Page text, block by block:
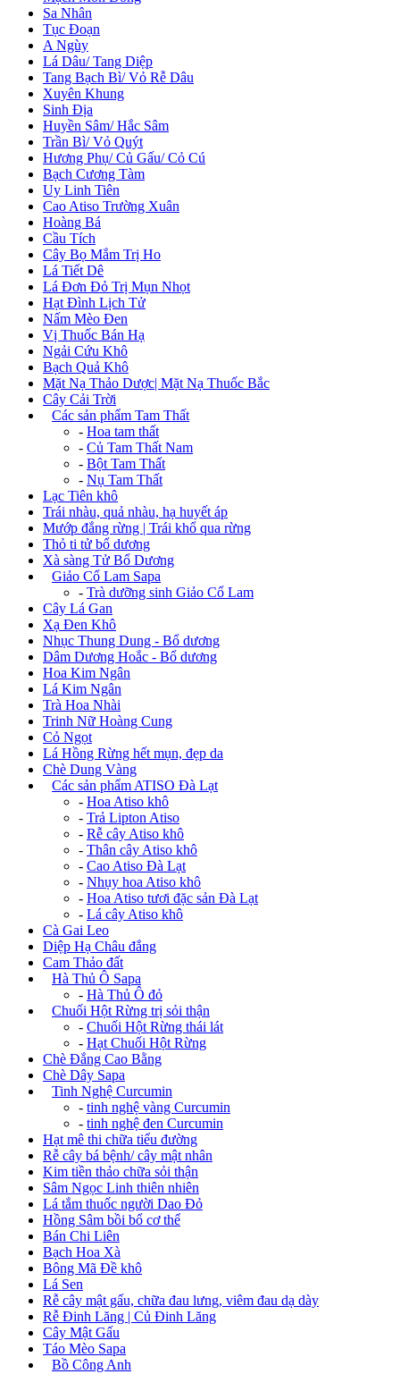
Sa Nhân
Tục Đoạn
A Ngùy
Lá Dâu/ Tang Diệp
Tang Bạch Bì/ Vỏ Rễ Dâu
Xuyên Khung
Sinh Địa
Huyền Sâm/ Hắc Sâm
Trần Bì/ Vỏ Quýt
Hương Phụ/ Củ Gấu/ Cỏ Cú
Bạch Cương Tàm
Uy Linh Tiên
Cao Atiso Trường Xuân
Hoàng Bá
Cầu Tích
Cây Bọ Mắm Trị Ho
Lá Tiết Dê
Lá Đơn Đỏ Trị Mụn Nhọt
Hạt Đình Lịch Tử
Nấm Mèo Đen
Vị Thuốc Bán Hạ
Ngải Cứu Khô
Bạch Quả Khô
Mặt Nạ Thảo Dược| Mặt Nạ Thuốc Bắc
Cây Cải Trời
Các sản phẩm Tam Thất
- Hoa tam thất
- Củ Tam Thất Nam
- Bột Tam Thất
- Nụ Tam Thất
Lạc Tiên khô
Trái nhàu, quả nhàu, hạ huyết áp
Mướp đắng rừng | Trái khổ qua rừng
Thỏ ti tử bổ dương
Xà sàng Tử Bổ Dương
Giảo Cổ Lam Sapa
- Trà dưỡng sinh Giảo Cổ Lam
Cây Lá Gan
Xạ Đen Khô
Nhục Thung Dung - Bổ dương
Dâm Dương Hoắc - Bổ dương
Hoa Kim Ngân
Lá Kim Ngân
Trà Hoa Nhài
Trinh Nữ Hoàng Cung
Cỏ Ngọt
Lá Hồng Rừng hết mụn, đẹp da
Chè Dung Vàng
Các sản phẩm ATISO Đà Lạt
- Hoa Atiso khô
- Trả Lipton Atiso
- Rễ cây Atiso khô
- Thân cây Atiso khô
- Cao Atiso Đà Lạt
- Nhụy hoa Atiso khô
- Hoa Atiso tươi đặc sản Đà Lạt
- Lá cây Atiso khô
Cà Gai Leo
Diệp Hạ Châu đắng
Cam Thảo đất
Hà Thủ Ô Sapa
- Hà Thủ Ô đỏ
Chuối Hột Rừng trị sỏi thận
- Chuối Hột Rừng thái lát
- Hạt Chuối Hột Rừng
Chè Đắng Cao Bằng
Chè Dây Sapa
Tinh Nghệ Curcumin
- tinh nghệ vàng Curcumin
- tinh nghệ đen Curcumin
Hạt mê thi chữa tiểu đường
Rễ cây bá bệnh/ cây mật nhân
Kim tiền thảo chữa sỏi thận
Sâm Ngọc Linh thiên nhiên
Lá tắm thuốc người Dao Đỏ
Hồng Sâm bồi bổ cơ thể
Bán Chi Liên
Bạch Hoa Xà
Bông Mã Đề khô
Lá Sen
Rễ cây mật gấu, chữa đau lưng, viêm đau dạ dày
Rễ Đinh Lăng | Củ Đinh Lăng
Cây Mật Gấu
Táo Mèo Sapa
Bồ Công Anh